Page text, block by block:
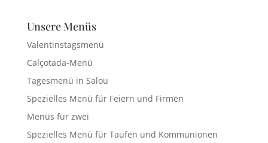
Unsere Menüs
Valentinstagsmenü
Calçotada-Menü
Tagesmenü in Salou
Spezielles Menü für Feiern und Firmen
Menüs für zwei
Spezielles Menü für Taufen und Kommunionen